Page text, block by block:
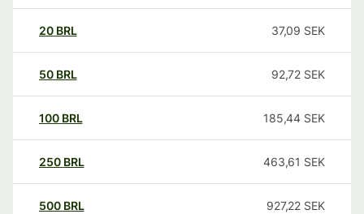
20 BRL 37,09 SEK
50 BRL 92,72 SEK
100 BRL 185,44 SEK
250 BRL 463,61 SEK
500 BRL 927,22 SEK